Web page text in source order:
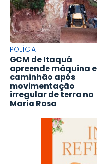
POLÍCIA
GCM de Itaquá
apreende máquina e
caminhão após
movimentação
irregular de terra no
Maria Rosa